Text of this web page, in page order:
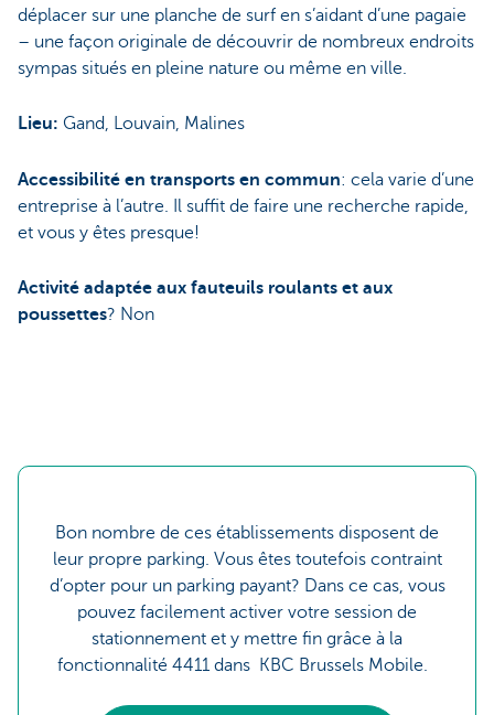
déplacer sur une planche de surf en s’aidant d’une pagaie
– une façon originale de découvrir de nombreux endroits
sympas situés en pleine nature ou même en ville.
Lieu: Gand, Louvain, Malines
Accessibilité en transports en commun: cela varie d’une
entreprise à l’autre. Il suffit de faire une recherche rapide,
et vous y êtes presque!
Activité adaptée aux fauteuils roulants et aux
poussettes? Non
Bon nombre de ces établissements disposent de
leur propre parking. Vous êtes toutefois contraint
d’opter pour un parking payant? Dans ce cas, vous
pouvez facilement activer votre session de
stationnement et y mettre fin grâce à la
fonctionnalité 4411 dans KBC Brussels Mobile.